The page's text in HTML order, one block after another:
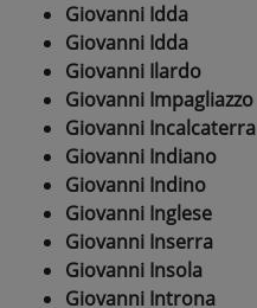
Giovanni Idda
Giovanni Idda
Giovanni Ilardo
Giovanni Impagliazzo
Giovanni Incalcaterra
Giovanni Indiano
Giovanni Indino
Giovanni Inglese
Giovanni Inserra
Giovanni Insola
Giovanni Introna